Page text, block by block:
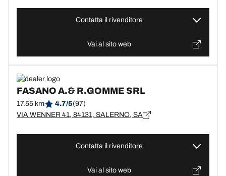
Contatta il rivenditore
Vai al sito web
FASANO A.& R.GOMME SRL
17.55 km 4.7/5(97)
VIA WENNER 41, 84131, SALERNO, SA
Contatta il rivenditore
Vai al sito web